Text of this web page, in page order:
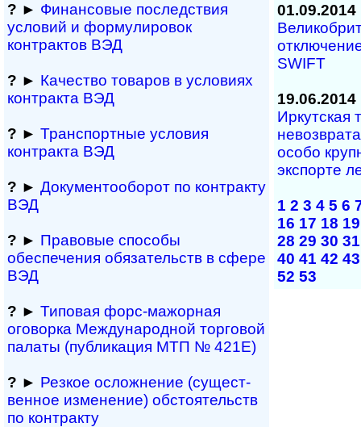
? ► Финансовые последствия
условий и формулировок
контрактов ВЭД
? ► Качество товаров в условиях
контракта ВЭД
? ► Транспортные условия
контракта ВЭД
? ► Документооборот по контракту
ВЭД
? ► Правовые способы
обеспечения обяза­тельств в сфере
ВЭД
? ► Типовая форс-мажор­ная
оговорка Междуна­род­ной торговой
палаты (публикация МТП № 421Е)
? ► Резкое осложнение (сущест­
вен­ное измене­ние) обсто­ятельств
по контракту
01.09.2014
SWIFT
19.06.2014
Иркутская
особо
экспорте
1 2 3 4 5 6
16 17 18 19
28 29 30 31
40 41 42 43
52 53